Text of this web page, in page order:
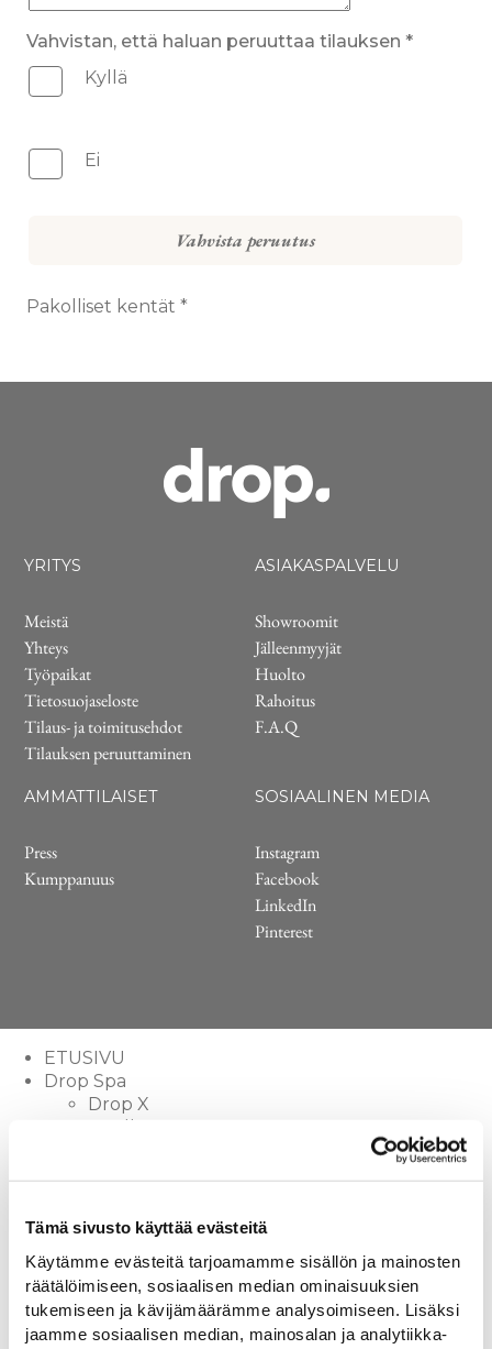
Tämä sivusto käyttää evästeitä
Käytämme evästeitä tarjoamamme sisällön ja mainosten
räätälöimiseen, sosiaalisen median ominaisuuksien
tukemiseen ja kävijämäärämme analysoimiseen. Lisäksi
jaamme sosiaalisen median, mainosalan ja analytiikka-
Vahvistan, että haluan peruuttaa tilauksen *
Kyllä
Ei
Pakolliset kentät *
YRITYS
Meistä
Yhteys
Työpaikat
Tietosuojaseloste
Tilaus- ja toimitusehdot
Tilauksen peruuttaminen
ASIAKASPALVELU
Showroomit
Jälleenmyyjät
Huolto
Rahoitus
F.A.Q
AMMATTILAISET
Press
Kumppanuus
SOSIAALINEN MEDIA
Instagram
Facebook
LinkedIn
Pinterest
ETUSIVU
Drop Spa
Drop X
Vuolle
Lampi Compact
Pisara
Drop fire
Drop Sauna
Sauna